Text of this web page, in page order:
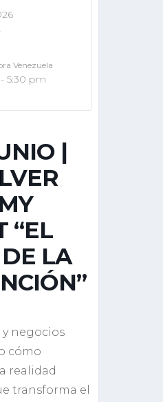
Venezuela
5:30 pm
|
“EL
LA
y negocios
cómo
realidad
transforma el